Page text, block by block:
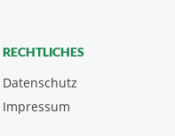
RECHTLICHES
Datenschutz
Impressum